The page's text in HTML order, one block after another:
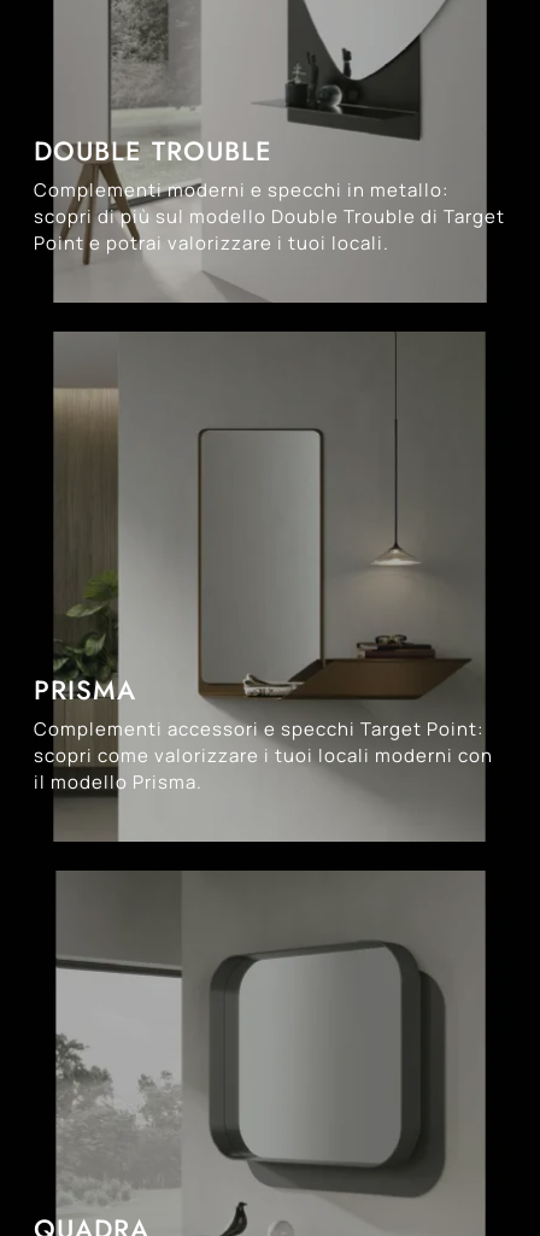
DOUBLE TROUBLE
Complementi moderni e specchi in metallo:
scopri di più sul modello Double Trouble di Target
Point e potrai valorizzare i tuoi locali.
PRISMA
Complementi accessori e specchi Target Point:
scopri come valorizzare i tuoi locali moderni con
il modello Prisma.